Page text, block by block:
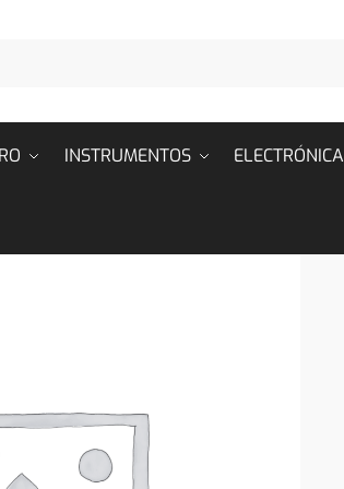
INSTRUMENTOS ELECTRÓNICA